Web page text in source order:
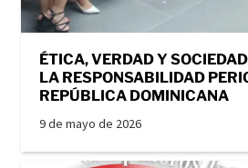
ÉTICA, VERDAD Y
LA RESPONSABILIDAD
REPÚBLICA DOMINICANA
9 de mayo de 2026